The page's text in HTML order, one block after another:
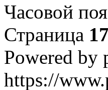
Часовой
Страница
Powered
https://